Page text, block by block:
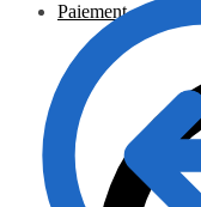
Paiement